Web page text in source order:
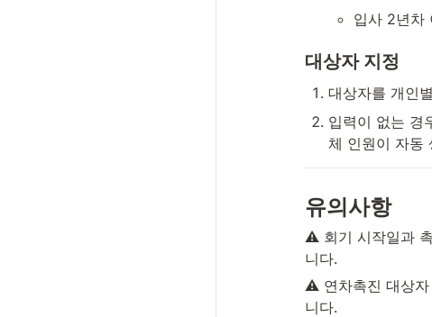
입사 2년차
대상자 지정
대상자를 개인
입력이 없는 경
체 인원이 자동
유의사항
⚠️ 회기 시작일과
니다.
⚠️ 연차촉진 대상자
니다.